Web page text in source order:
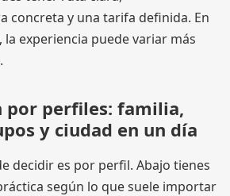
concreta y una tarifa definida. En
experiencia puede variar más
por perfiles: familia,
y ciudad en un día
decidir es por perfil. Abajo tienes
según lo que suele importar